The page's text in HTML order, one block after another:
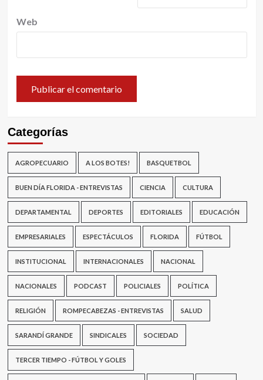
Web
Categorías
AGROPECUARIO A LOS BOTES! BASQUETBOL
BUEN DÍA FLORIDA - ENTREVISTAS CIENCIA CULTURA
DEPARTAMENTAL DEPORTES EDITORIALES EDUCACIÓN
EMPRESARIALES ESPECTÁCULOS FLORIDA FÚTBOL
INSTITUCIONAL INTERNACIONALES NACIONAL
NACIONALES PODCAST POLICIALES POLÍTICA
RELIGIÓN ROMPECABEZAS - ENTREVISTAS SALUD
SARANDÍ GRANDE SINDICALES SOCIEDAD
TERCER TIEMPO - FÚTBOL Y GOLES